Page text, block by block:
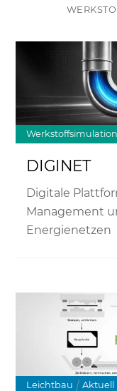
Werkstoffsimulation
DIGINET
Digitale
Management
Energienetzen
Leichtbau Aktuell